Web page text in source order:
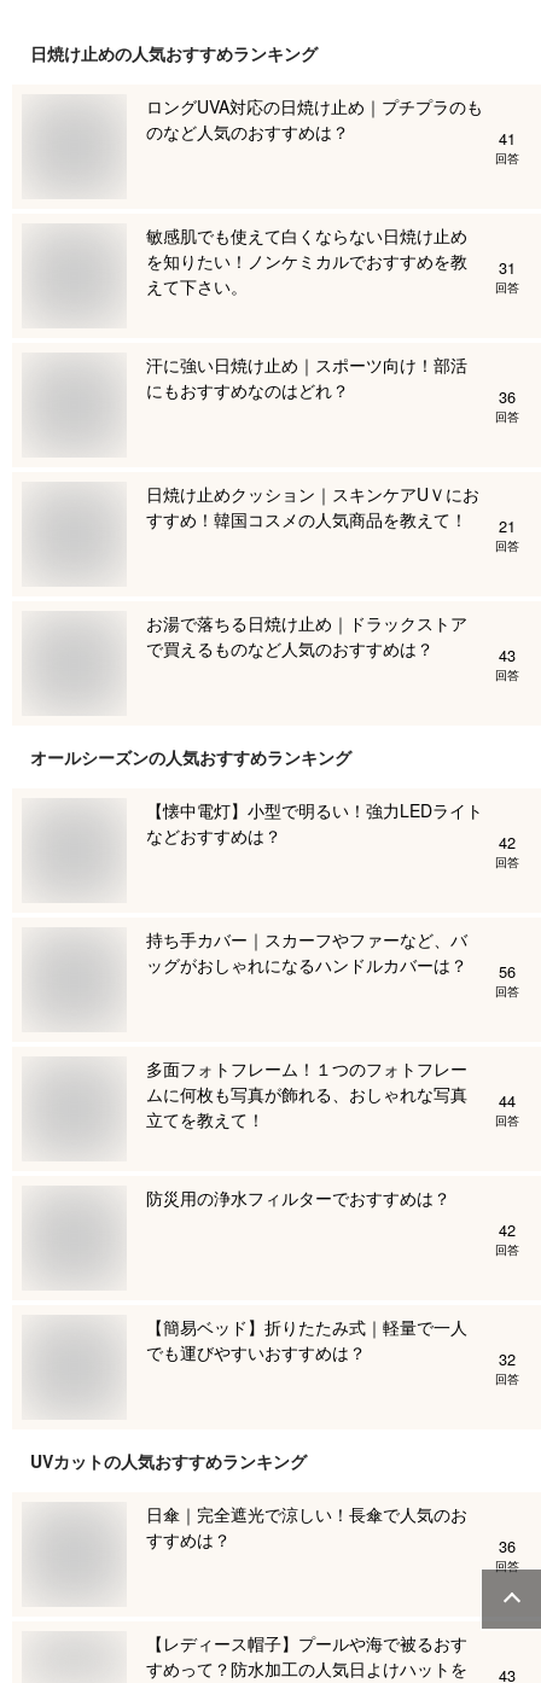
日焼け止めの人気おすすめランキング
ロングUVA対応の日焼け止め｜プチプラのも
のなど人気のおすすめは？
41
回答
敏感肌でも使えて白くならない日焼け止め
を知りたい！ノンケミカルでおすすめを教
えて下さい。
31
回答
汗に強い日焼け止め｜スポーツ向け！部活
にもおすすめなのはどれ？
36
回答
日焼け止めクッション｜スキンケアUＶにお
すすめ！韓国コスメの人気商品を教えて！
21
回答
お湯で落ちる日焼け止め｜ドラックストア
で買えるものなど人気のおすすめは？
43
回答
オールシーズンの人気おすすめランキング
【懐中電灯】小型で明るい！強力LEDライト
などおすすめは？
42
回答
持ち手カバー｜スカーフやファーなど、バ
ッグがおしゃれになるハンドルカバーは？
56
回答
多面フォトフレーム！１つのフォトフレー
ムに何枚も写真が飾れる、おしゃれな写真
立てを教えて！
44
回答
防災用の浄水フィルターでおすすめは？
42
回答
【簡易ベッド】折りたたみ式｜軽量で一人
でも運びやすいおすすめは？
32
回答
UVカットの人気おすすめランキング
日傘｜完全遮光で涼しい！長傘で人気のお
すすめは？
36
回答
【レディース帽子】プールや海で被るおす
すめって？防水加工の人気日よけハットを
43